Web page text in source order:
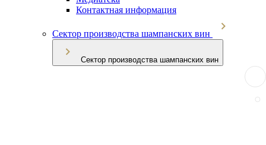
Контактная информация
Сектор производства шампанских вин
Сектор производства шампанских вин